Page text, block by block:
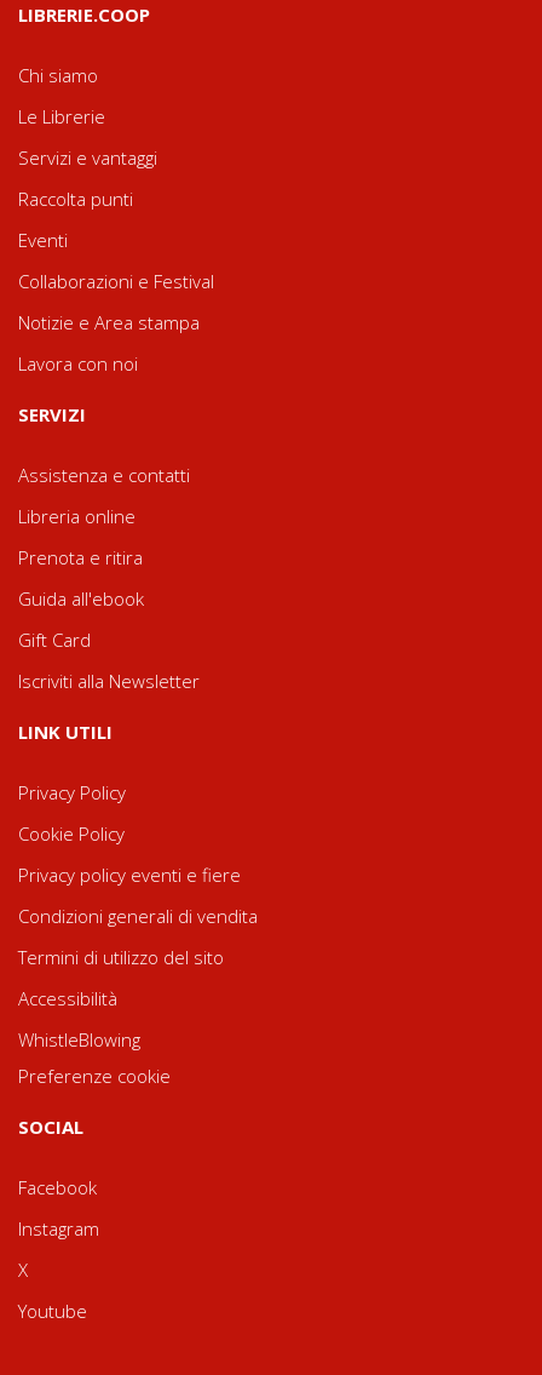
LIBRERIE.COOP
Chi siamo
Le Librerie
Servizi e vantaggi
Raccolta punti
Eventi
Collaborazioni e Festival
Notizie e Area stampa
Lavora con noi
SERVIZI
Assistenza e contatti
Libreria online
Prenota e ritira
Guida all'ebook
Gift Card
Iscriviti alla Newsletter
LINK UTILI
Privacy Policy
Cookie Policy
Privacy policy eventi e fiere
Condizioni generali di vendita
Termini di utilizzo del sito
Accessibilità
WhistleBlowing
Preferenze cookie
SOCIAL
Facebook
Instagram
X
Youtube